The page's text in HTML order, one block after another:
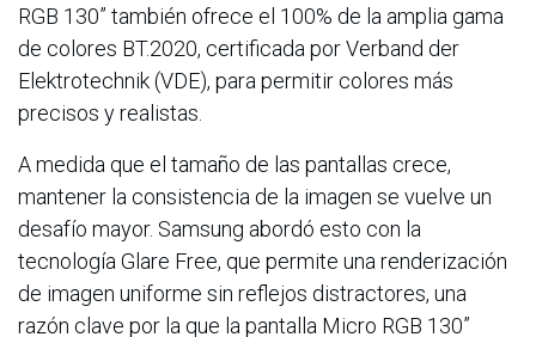
RGB 130” también ofrece el 100% de la amplia gama
de colores BT.2020, certificada por Verband der
Elektrotechnik (VDE), para permitir colores más
precisos y realistas.
A medida que el tamaño de las pantallas crece,
mantener la consistencia de la imagen se vuelve un
desafío mayor. Samsung abordó esto con la
tecnología Glare Free, que permite una renderización
de imagen uniforme sin reflejos distractores, una
razón clave por la que la pantalla Micro RGB 130”